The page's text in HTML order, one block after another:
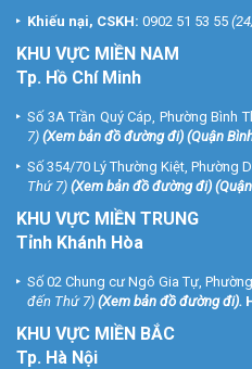
Khiếu nại, CSKH: 0902 51 53 55
KHU VỰC MIỀN NAM
Tp. Hồ Chí Minh
Số 3A Trần Quý Cáp, Phường Bình
7) (Xem bản đồ đường đi) (Quận
Số 354/70 Lý Thường Kiệt, Phường
Thứ 7) (Xem bản đồ đường đi)
KHU VỰC MIỀN TRUNG
Tỉnh Khánh Hòa
Số 02 Chung cư Ngô Gia Tự,
đến Thứ 7) (Xem bản đồ đường đi).
KHU VỰC MIỀN BẮC
Tp. Hà Nội